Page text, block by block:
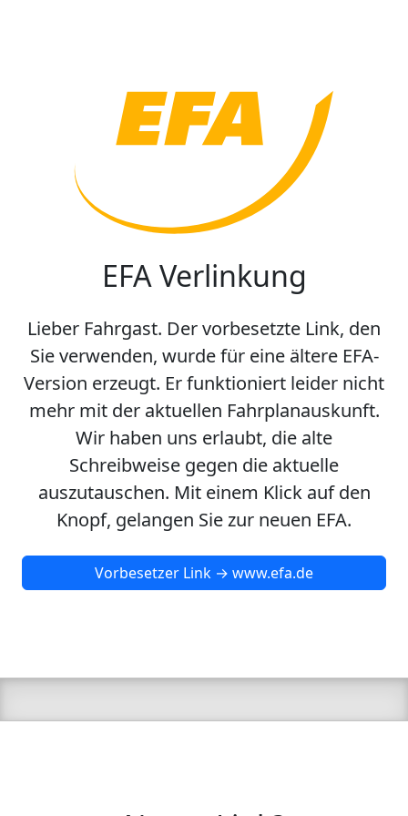
EFA Verlinkung
Lieber Fahrgast. Der vorbesetzte Link, den
Sie verwenden, wurde für eine ältere EFA-
Version erzeugt. Er funktioniert leider nicht
mehr mit der aktuellen Fahrplanauskunft.
Wir haben uns erlaubt, die alte
Schreibweise gegen die aktuelle
auszutauschen. Mit einem Klick auf den
Knopf, gelangen Sie zur neuen EFA.
Vorbesetzer Link → www.efa.de